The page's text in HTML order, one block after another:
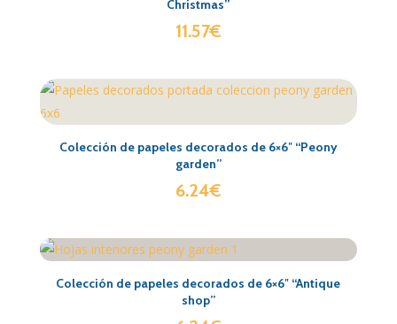
Christmas”
11.57€
Colección de papeles decorados de 6×6″ “Peony
garden”
6.24€
Colección de papeles decorados de 6×6″ “Antique
shop”